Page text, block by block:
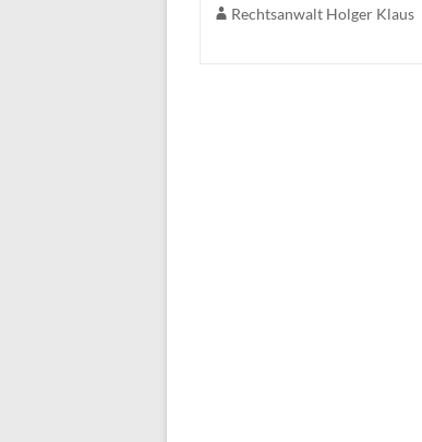
Rechtsanwalt Holger Klaus